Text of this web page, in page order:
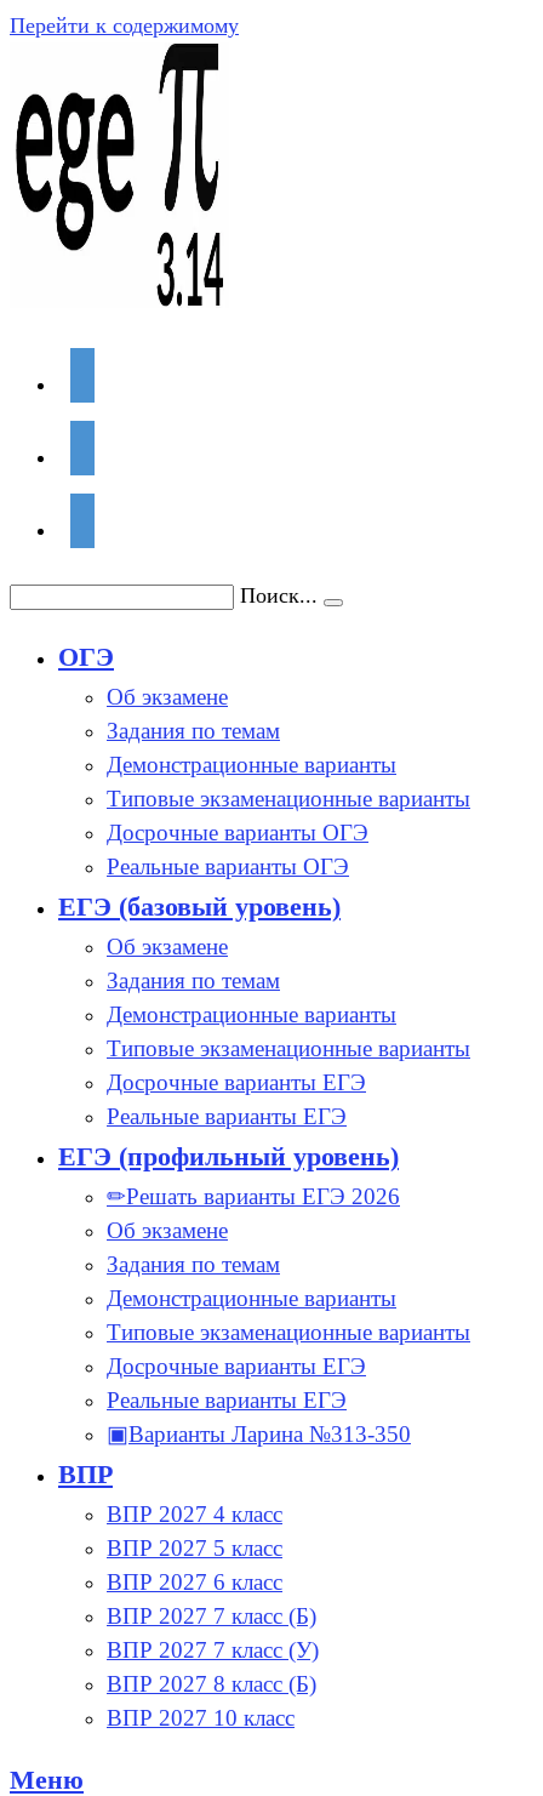
Перейти к содержимому
Поиск...
ОГЭ
Об экзамене
Задания по темам
Демонстрационные варианты
Типовые экзаменационные варианты
Досрочные варианты ОГЭ
Реальные варианты ОГЭ
ЕГЭ (базовый уровень)
Об экзамене
Задания по темам
Демонстрационные варианты
Типовые экзаменационные варианты
Досрочные варианты ЕГЭ
Реальные варианты ЕГЭ
ЕГЭ (профильный уровень)
✏Решать варианты ЕГЭ 2026
Об экзамене
Задания по темам
Демонстрационные варианты
Типовые экзаменационные варианты
Досрочные варианты ЕГЭ
Реальные варианты ЕГЭ
▣Варианты Ларина №313-350
ВПР
ВПР 2027 4 класс
ВПР 2027 5 класс
ВПР 2027 6 класс
ВПР 2027 7 класс (Б)
ВПР 2027 7 класс (У)
ВПР 2027 8 класс (Б)
ВПР 2027 10 класс
Меню